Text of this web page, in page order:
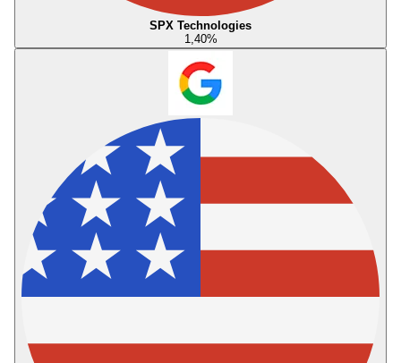
SPX Technologies
1,40%